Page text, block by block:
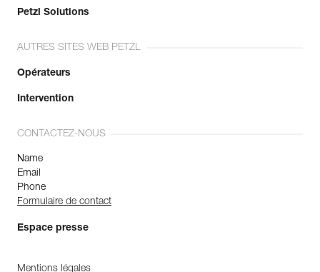
Petzl Solutions
AUTRES SITES WEB PETZL
Opérateurs
Intervention
CONTACTEZ-NOUS
Name
Email
Phone
Formulaire de contact
Espace presse
Mentions légales